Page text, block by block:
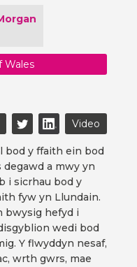
Wales
Video
bod y ffaith ein bod
a mwy yn
i sicrhau bod y
fyw yn Llundain.
bwysig hefyd i
wedi bod
Y flwyddyn nesaf,
wrth gwrs, mae